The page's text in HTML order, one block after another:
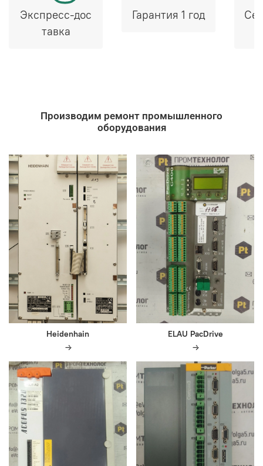
Экспресс-дос
тавка
Гарантия 1 год
Производим ремонт промышленного
оборудования
Heidenhain ELAU PacDrive